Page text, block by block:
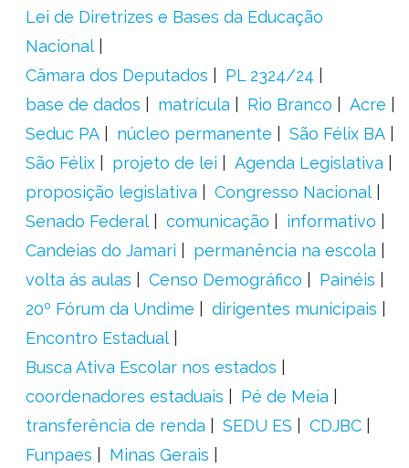
Lei de Diretrizes e Bases da Educação
Nacional
Câmara dos Deputados
PL 2324/24
base de dados
matrícula Rio Branco
Acre
Seduc PA
núcleo permanente
São Félix BA
São Félix
projeto de lei
Agenda Legislativa
proposição legislativa
Congresso Nacional
Senado Federal
comunicação
informativo
Candeias do Jamari
permanência na escola
volta ás aulas
Censo Demográfico
Painéis
20º Fórum da Undime
dirigentes municipais
Encontro Estadual
Busca Ativa Escolar nos estados
coordenadores estaduais
Pé de Meia
transferência de renda
SEDU ES
CDJBC
Funpaes
Minas Gerais